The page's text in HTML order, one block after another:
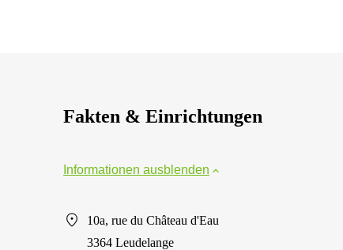
Fakten & Einrichtungen
Informationen ausblenden
10a, rue du Château d'Eau
3364 Leudelange